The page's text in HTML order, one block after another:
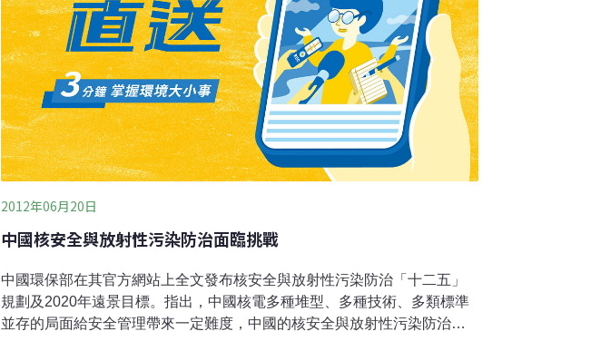
2012年06月20日
中國核安全與放射性污染防治面臨挑戰
中國環保部在其官方網站上全文發布核安全與放射性污染防治「十二五」
規劃及2020年遠景目標。指出，中國核電多種堆型、多種技術、多類標準
並存的局面給安全管理帶來一定難度，中國的核安全與放射性污染防治面